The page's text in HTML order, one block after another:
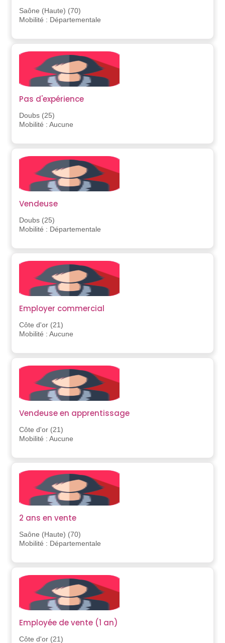
Saône (Haute) (70)
Mobilité : Départementale
Pas d'expérience
Doubs (25)
Mobilité : Aucune
Vendeuse
Doubs (25)
Mobilité : Départementale
Employer commercial
Côte d'or (21)
Mobilité : Aucune
Vendeuse en apprentissage
Côte d'or (21)
Mobilité : Aucune
2 ans en vente
Saône (Haute) (70)
Mobilité : Départementale
Employée de vente (1 an)
Côte d'or (21)